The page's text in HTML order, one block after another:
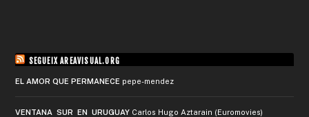
SEGUEIX AREAVISUAL.ORG
EL AMOR QUE PERMANECE pepe-mendez
VENTANA SUR EN URUGUAY Carlos Hugo Aztarain (Euromovies)